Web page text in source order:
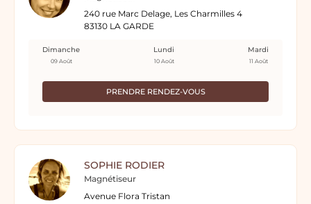
240 rue Marc Delage, Les Charmilles 4
83130 LA GARDE
PRENDRE RENDEZ-VOUS
Dimanche
09 Août
Lundi
10 Août
Mardi
11 Août
SOPHIE RODIER
Magnétiseur
Avenue Flora Tristan